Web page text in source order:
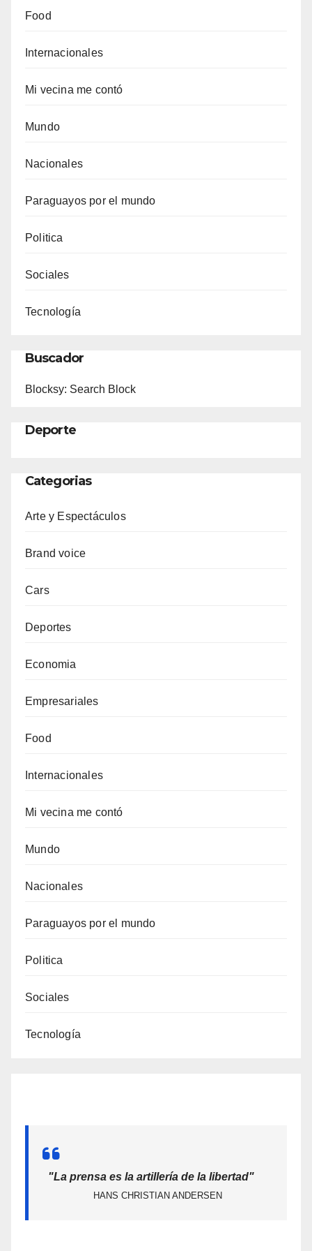
Food
Internacionales
Mi vecina me contó
Mundo
Nacionales
Paraguayos por el mundo
Politica
Sociales
Tecnología
Buscador
Blocksy: Search Block
Deporte
Categorias
Arte y Espectáculos
Brand voice
Cars
Deportes
Economia
Empresariales
Food
Internacionales
Mi vecina me contó
Mundo
Nacionales
Paraguayos por el mundo
Politica
Sociales
Tecnología
"La prensa es la artillería de la libertad"
HANS CHRISTIAN ANDERSEN